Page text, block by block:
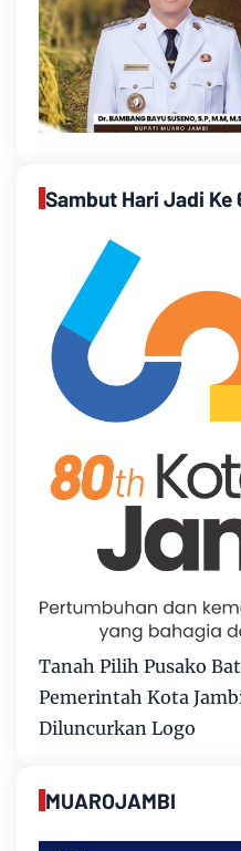
Sambut Hari Jadi Ke
Tanah Pilih Pusako
Pemerintah Kota
Diluncurkan Logo
MUAROJAMBI